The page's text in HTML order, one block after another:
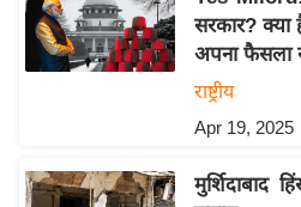
L
2
0
क्रा
इ
सरकार? क्या
अपना फैसला
राष्ट्रीय
Apr 19, 2025
मुर्शिदाबाद